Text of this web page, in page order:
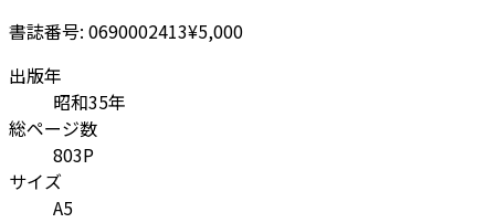
書誌番号: 0690002413¥5,000
出版年
昭和35年
総ページ数
803P
サイズ
A5